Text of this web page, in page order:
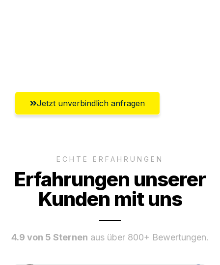
Jetzt unverbindlich anfragen
ECHTE ERFAHRUNGEN
Erfahrungen unserer
Kunden mit uns
4.9 von 5 Sternen aus über 800+ Bewertungen.